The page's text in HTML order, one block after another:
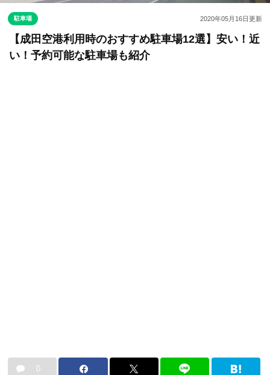
駐車場 2020年05月16日更新
【成田空港利用時のおすすめ駐車場12選】安い！近
い！予約可能な駐車場も紹介
0